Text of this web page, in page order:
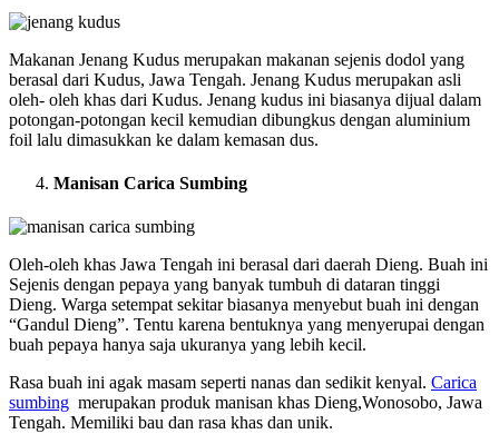
Makanan Jenang Kudus merupakan makanan sejenis dodol yang
berasal dari Kudus, Jawa Tengah. Jenang Kudus merupakan asli
oleh- oleh khas dari Kudus. Jenang kudus ini biasanya dijual dalam
potongan-potongan kecil kemudian dibungkus dengan aluminium
foil lalu dimasukkan ke dalam kemasan dus.
Manisan Carica Sumbing
Oleh-oleh khas Jawa Tengah ini berasal dari daerah Dieng. Buah ini
Sejenis dengan pepaya yang banyak tumbuh di dataran tinggi
Dieng. Warga setempat sekitar biasanya menyebut buah ini dengan
“Gandul Dieng”. Tentu karena bentuknya yang menyerupai dengan
buah pepaya hanya saja ukuranya yang lebih kecil.
Rasa buah ini agak masam seperti nanas dan sedikit kenyal. Carica
sumbing merupakan produk manisan khas Dieng,Wonosobo, Jawa
Tengah. Memiliki bau dan rasa khas dan unik.